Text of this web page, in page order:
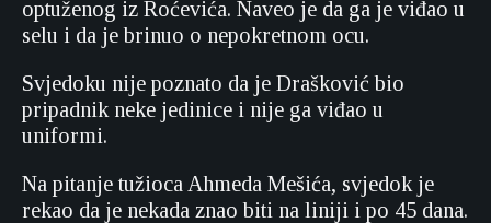
optuženog iz Roćevića. Naveo je da ga je viđao u
selu i da je brinuo o nepokretnom ocu.
Svjedoku nije poznato da je Drašković bio
pripadnik neke jedinice i nije ga viđao u
uniformi.
Na pitanje tužioca Ahmeda Mešića, svjedok je
rekao da je nekada znao biti na liniji i po 45 dana.